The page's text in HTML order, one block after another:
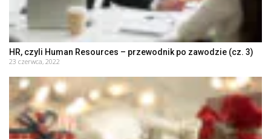
HR, czyli Human Resources – przewodnik po zawodzie (cz. 3)
23 czerwca, 2022